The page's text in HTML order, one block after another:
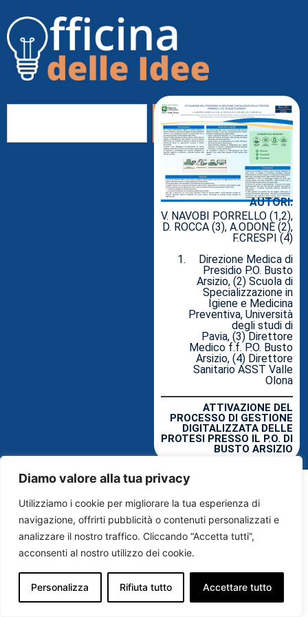
Diamo valore alla tua privacy
Utilizziamo i cookie per migliorare la tua esperienza di
navigazione, offrirti pubblicità o contenuti personalizzati e
analizzare il nostro traffico. Cliccando “Accetta tutti”,
acconsenti al nostro utilizzo dei cookie.
Personalizza Rifiuta tutto Accettare tutto
AUTORI:
V. NAVOBI PORRELLO (1,2),
D. ROCCA (3), A.ODONE (2),
F.CRESPI (4)
Direzione Medica di
Presidio P.O. Busto
Arsizio, (2) Scuola di
Specializzazione in
Igiene e Medicina
Preventiva, Università
degli studi di
Pavia, (3) Direttore
Medico f.f. P.O. Busto
Arsizio, (4) Direttore
Sanitario ASST Valle
Olona
ATTIVAZIONE DEL
PROCESSO DI GESTIONE
DIGITALIZZATA DELLE
PROTESI PRESSO IL P.O. DI
BUSTO ARSIZIO